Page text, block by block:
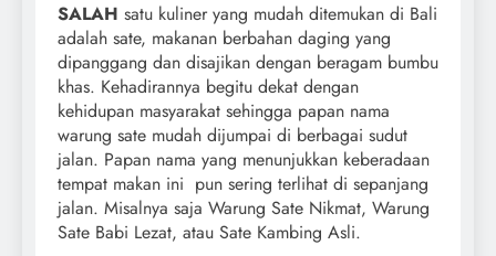
SALAH satu kuliner yang mudah ditemukan di Bali
adalah sate, makanan berbahan daging yang
dipanggang dan disajikan dengan beragam bumbu
khas. Kehadirannya begitu dekat dengan
kehidupan masyarakat sehingga papan nama
warung sate mudah dijumpai di berbagai sudut
jalan. Papan nama yang menunjukkan keberadaan
tempat makan ini pun sering terlihat di sepanjang
jalan. Misalnya saja Warung Sate Nikmat, Warung
Sate Babi Lezat, atau Sate Kambing Asli.